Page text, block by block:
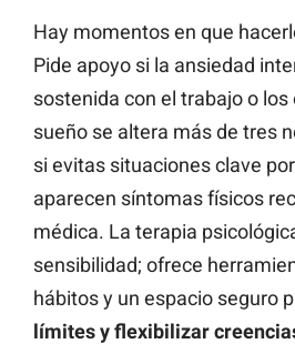
Hay momentos en que
Pide apoyo si la ansiedad
sostenida con el trabajo o los
sueño se altera más de tres
si evitas situaciones clave
aparecen síntomas físicos
médica. La terapia
sensibilidad; ofrece
hábitos y un espacio seguro
límites y flexibilizar